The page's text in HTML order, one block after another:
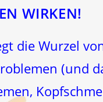
WIRKEN!
die Wurzel
(und